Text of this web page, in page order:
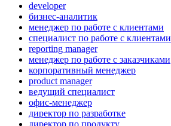
developer
бизнес-аналитик
менеджер по работе с клиентами
специалист по работе с клиентами
reporting manager
менеджер по работе с заказчиками
корпоративный менеджер
product manager
ведущий специалист
офис-менеджер
директор по разработке